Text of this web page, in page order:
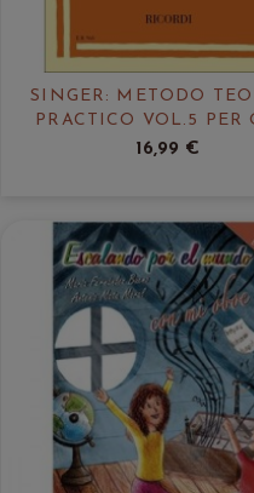
SINGER: METODO
PRACTICO VOL.5 PER
16,99 €